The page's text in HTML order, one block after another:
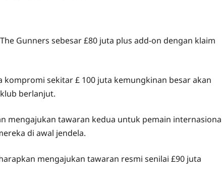
Gunners sebesar £80 juta plus add-on dengan klaim
sekitar £ 100 juta kemungkinan besar akan
berlanjut.
mengajukan tawaran kedua untuk pemain
di awal jendela.
mengajukan tawaran resmi senilai £90 juta